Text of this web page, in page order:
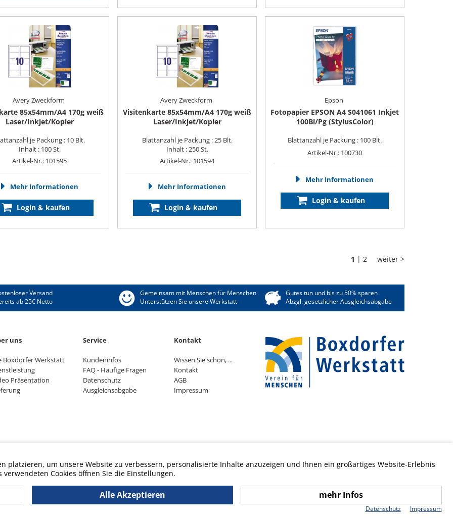
Avery Zweckform
85x54mm/A4 170g weiß
Laser/Inkjet/Kopier
je Packung : 10 Blt.
Inhalt : 100 St.
Artikel-Nr.: 101595
Mehr Informationen
Login & kaufen
Avery Zweckform
Visitenkarte 85x54mm/A4 170g weiß
Laser/Inkjet/Kopier
Blattanzahl je Packung : 25 Blt.
Inhalt : 250 St.
Artikel-Nr.: 101594
Mehr Informationen
Login & kaufen
Epson
Fotopapier EPSON A4 S041061 Inkjet
100Bl/Pg (StylusColor)
Blattanzahl je Packung : 100 Blt.
Artikel-Nr.: 100730
Mehr Informationen
Login & kaufen
1 | 2 weiter >
Versand
ab 25€ Netto
Gemeinsam mit Menschen für Menschen
Unterstützen Sie unsere Werkstatt
Gutes tun und bis zu 50% sparen
Abzgl. gesetzlicher Ausgleichsabgabe
uns
Boxdorfer Werkstatt
Präsentation
Service
Kundeninfos
FAQ - Häufige Fragen
Datenschutz
Ausgleichsabgabe
Kontakt
Wissen Sie schon, ...
Kontakt
AGB
Impressum
Spund 4, 90427 Nürnberg www.boxdorfer-werkstatt.de
platzieren, um unsere Website zu verbessern, personalisierte Inhalte anzuzeigen und Ihnen ein großartiges Website-Erlebnis
Cookies öffnen Sie die Einstellungen.
Alle Akzeptieren mehr Infos
Datenschutz Impressum